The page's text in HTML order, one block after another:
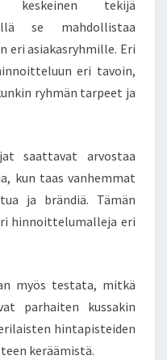
keskeinen tekijä
se mahdollistaa
eri asiakasryhmille. Eri
eri tavoin,
ryhmän tarpeet ja
saattavat arvostaa
kun taas vanhemmat
ja brändiä. Tämän
hinnoittelumalleja eri
myös testata, mitkä
parhaiten kussakin
hintapisteiden
keräämistä.